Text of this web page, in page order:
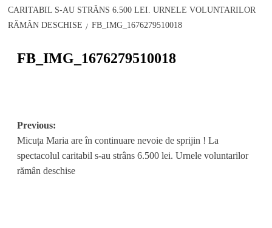
CARITABIL S-AU STRÂNS 6.500 LEI. URNELE VOLUNTARILOR
RĂMÂN DESCHISE
FB_IMG_1676279510018
FB_IMG_1676279510018
Post
navigation
Previous:
Micuța Maria are în continuare nevoie de sprijin ! La
spectacolul caritabil s-au strâns 6.500 lei. Urnele voluntarilor
rămân deschise